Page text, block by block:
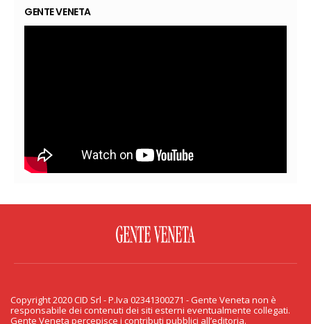
GENTE VENETA
PRIVACY & COOKIE
Copyright 2020 CID Srl - P.Iva 02341300271 - Gente Veneta non è
responsabile dei contenuti dei siti esterni eventualmente collegati.
Gente Veneta percepisce i contributi pubblici all’editoria.